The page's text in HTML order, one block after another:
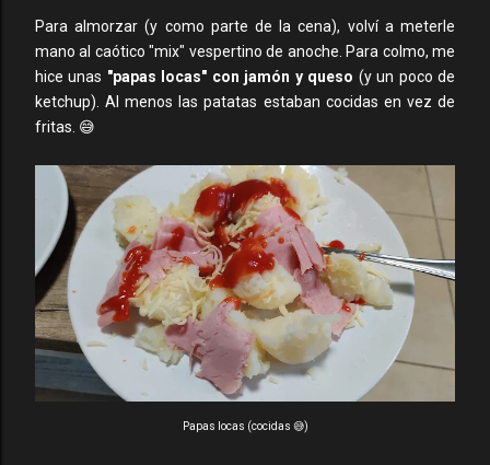
Para almorzar (y como parte de la cena), volví a meterle
mano al caótico "mix" vespertino de anoche. Para colmo, me
hice unas "papas locas" con jamón y queso (y un poco de
ketchup). Al menos las patatas estaban cocidas en vez de
fritas. 😅
Papas locas (cocidas 😅)